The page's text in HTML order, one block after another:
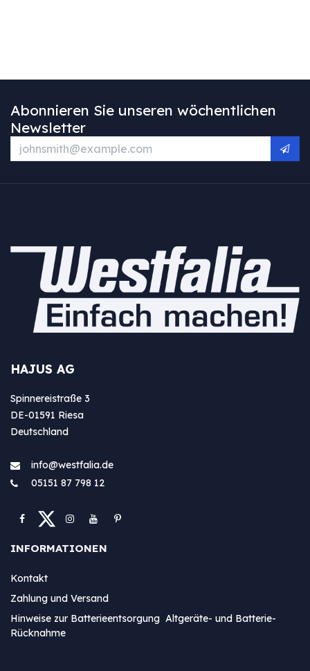
Abonnieren Sie unseren wöchentlichen
Newsletter
HAJUS AG
Spinnereistraße 3
DE-01591 Riesa
Deutschland
info@westfa​lia.de
05151 87 798 12
INFORMATIONEN
Kontakt
Zahlung und Versand
Hinweise zur Batterieentsorgung Altgeräte- und Batterie-
Rücknahme